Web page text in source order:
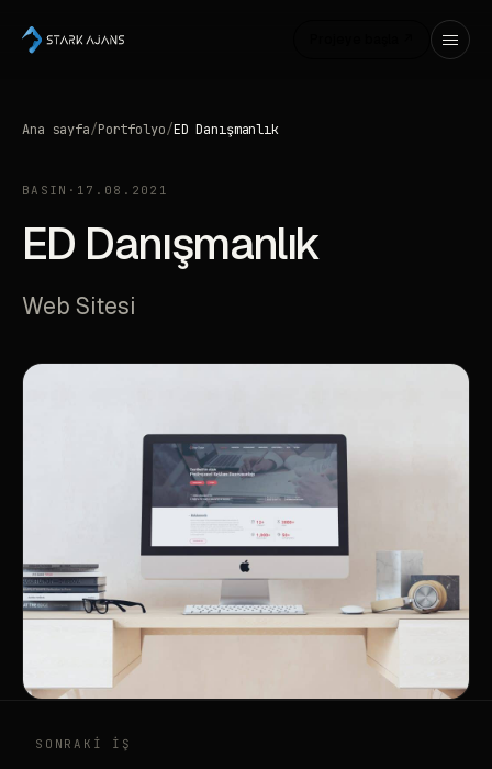
Ana sayfa/Portfolyo/ED Danışmanlık
BASIN · 17.08.2021
ED Danışmanlık
Web Sitesi
SONRAKİ İŞ